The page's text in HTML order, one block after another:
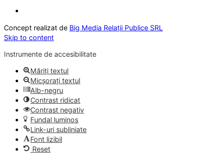
Concept realizat de Big Media Relații Publice SRL
Skip to content
Instrumente de accesibilitate
Măriți textul
Micșorați textul
Alb-negru
Contrast ridicat
Contrast negativ
Fundal luminos
Link-uri subliniate
Font lizibil
Reset